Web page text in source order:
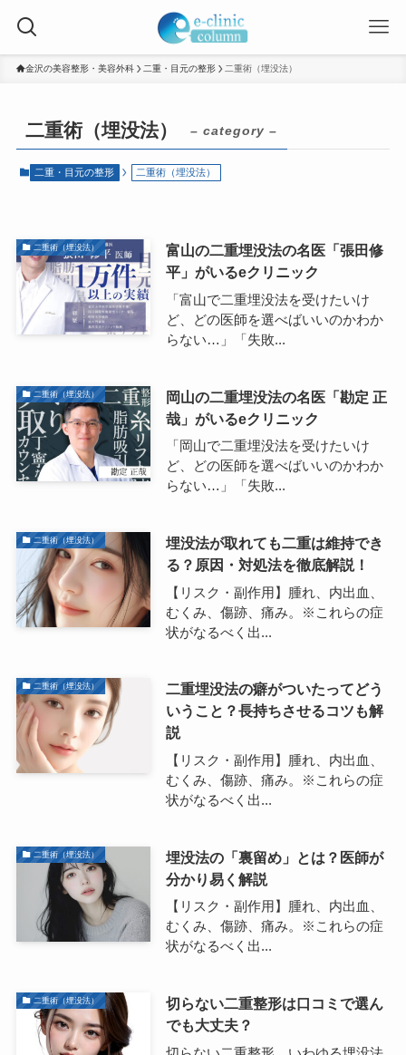
金沢の美容整形・美容外科 二重・目元の整形 二重術（埋没法）
二重術（埋没法） – category –
二重・目元の整形 二重術（埋没法）
二重術（埋没法）
富山の二重埋没法の名医「張田修
平」がいるeクリニック
「富山で二重埋没法を受けたいけ
ど、どの医師を選べばいいのかわか
らない…」「失敗...
二重術（埋没法）
岡山の二重埋没法の名医「勘定 正
哉」がいるeクリニック
「岡山で二重埋没法を受けたいけ
ど、どの医師を選べばいいのかわか
らない…」「失敗...
二重術（埋没法）
埋没法が取れても二重は維持でき
る？原因・対処法を徹底解説！
【リスク・副作用】腫れ、内出血、
むくみ、傷跡、痛み。※これらの症
状がなるべく出...
二重術（埋没法）
二重埋没法の癖がついたってどう
いうこと？長持ちさせるコツも解
説
【リスク・副作用】腫れ、内出血、
むくみ、傷跡、痛み。※これらの症
状がなるべく出...
二重術（埋没法）
埋没法の「裏留め」とは？医師が
分かり易く解説
【リスク・副作用】腫れ、内出血、
むくみ、傷跡、痛み。※これらの症
状がなるべく出...
二重術（埋没法）
切らない二重整形は口コミで選ん
でも大丈夫？